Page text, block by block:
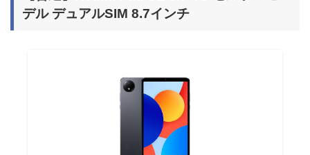
デル デュアルSIM 8.7インチ